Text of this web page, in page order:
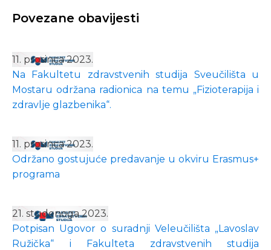
Povezane obavijesti
11. prosinca 2023.
Na Fakultetu zdravstvenih studija Sveučilišta u
Mostaru održana radionica na temu „Fizioterapija i
zdravlje glazbenika“.
11. prosinca 2023.
Održano gostujuće predavanje u okviru Erasmus+
programa
21. studenoga 2023.
Potpisan Ugovor o suradnji Veleučilišta „Lavoslav
Ružička“ i Fakulteta zdravstvenih studija